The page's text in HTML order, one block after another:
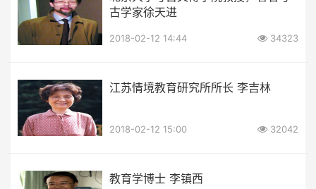
古学家徐天进
2018-02-12 14:44 34323
江苏情境教育研究所所长 李吉林
2018-02-12 15:00 32042
教育学博士 李镇西